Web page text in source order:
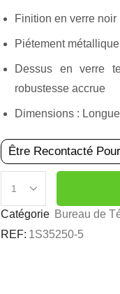
Finition en verre
Piétement
Dessus en verre
robustesse accrue
Dimensions :
Être Recontacté
Catégorie Bureau de
REF: 1S35250-5